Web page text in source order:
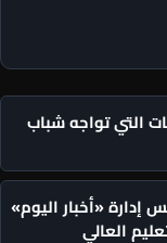
التي تواجه شباب
«أخبار اليوم»
العالي